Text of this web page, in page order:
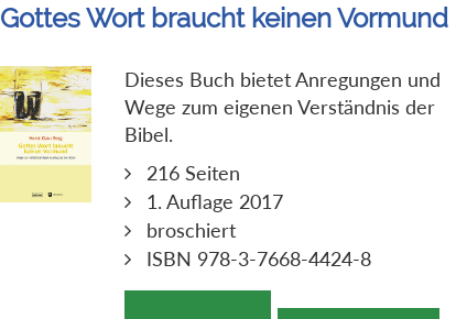
Gottes Wort braucht keinen Vormund
Dieses Buch bietet Anregungen und
Wege zum eigenen Verständnis der
Bibel.
216 Seiten
1. Auflage 2017
broschiert
ISBN 978-3-7668-4424-8